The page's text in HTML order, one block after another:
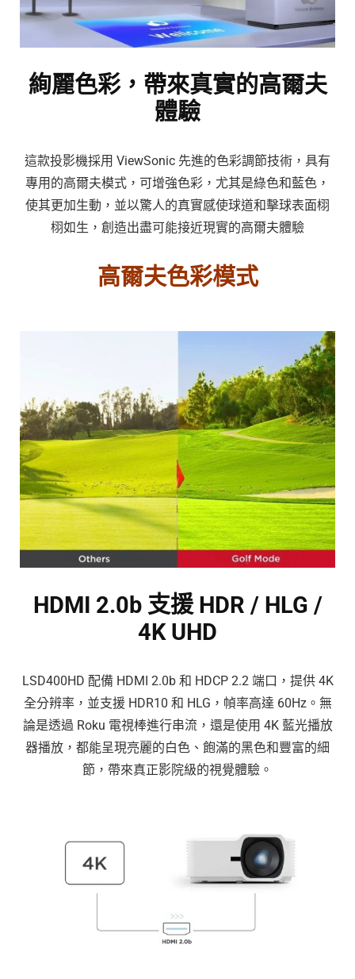
絢麗色彩，帶來真實的高爾夫
體驗
這款投影機採用 ViewSonic 先進的色彩調節技術，具有
專用的高爾夫模式，可增強色彩，尤其是綠色和藍色，
使其更加生動，並以驚人的真實感使球道和擊球表面栩
栩如生，創造出盡可能接近現實的高爾夫體驗
高爾夫色彩模式
HDMI 2.0b 支援 HDR / HLG /
4K UHD
LSD400HD 配備 HDMI 2.0b 和 HDCP 2.2 端口，提供 4K
全分辨率，並支援 HDR10 和 HLG，幀率高達 60Hz。無
論是透過 Roku 電視棒進行串流，還是使用 4K 藍光播放
器播放，都能呈現亮麗的白色、飽滿的黑色和豐富的細
節，帶來真正影院級的視覺體驗。